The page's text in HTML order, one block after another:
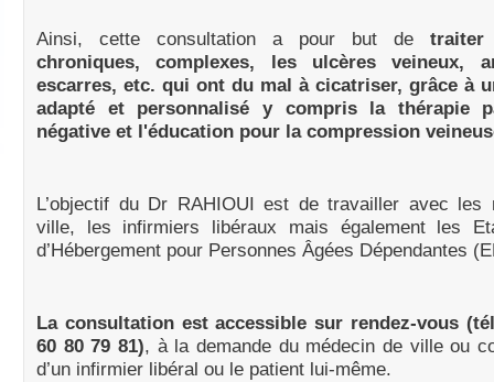
Ainsi, cette consultation a pour but de
chroniques, complexes, les ulcères veineux,
escarres, etc. qui ont du mal à cicatriser, grâce à
adapté et personnalisé y compris la thérapie
négative et l'éducation pour la compression
L’objectif du Dr RAHIOUI est de travailler avec les
ville, les infirmiers libéraux mais également les
d’Hébergement pour Personnes Âgées Dépendantes
La consultation est accessible sur rendez-vous
60 80 79 81), à la demande du médecin de ville ou
d’un infirmier libéral ou le patient lui-même.